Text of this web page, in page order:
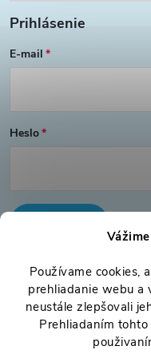
Používame cookies,
prehliadanie webu a
neustále zlepšovali
Prehliadaním
i
e
Prihlásenie
E-mail
Heslo
Nová registrácia
Zabudnuté heslo